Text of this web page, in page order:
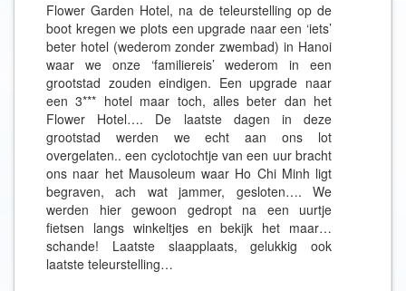
Flower Garden Hotel, na de teleurstelling op de
boot kregen we plots een upgrade naar een ‘iets’
beter hotel (wederom zonder zwembad) in Hanoi
waar we onze ‘familiereis’ wederom in een
grootstad zouden eindigen. Een upgrade naar
een 3*** hotel maar toch, alles beter dan het
Flower Hotel…. De laatste dagen in deze
grootstad werden we echt aan ons lot
overgelaten.. een cyclotochtje van een uur bracht
ons naar het Mausoleum waar Ho Chi Minh ligt
begraven, ach wat jammer, gesloten…. We
werden hier gewoon gedropt na een uurtje
fietsen langs winkeltjes en bekijk het maar…
schande! Laatste slaapplaats, gelukkig ook
laatste teleurstelling…